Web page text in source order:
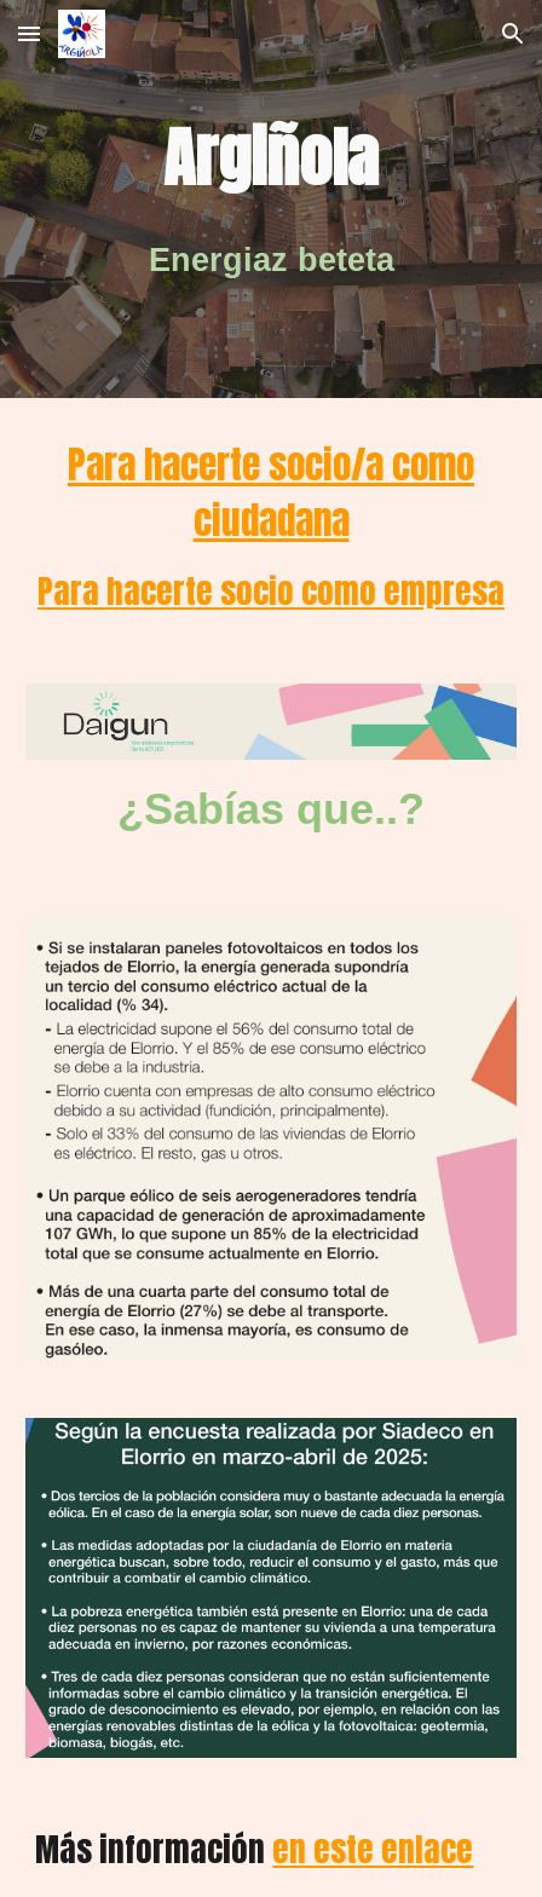
Skip to main content Skip to navigation
Argiñola
Energiaz beteta
Para hacerte socio/a como
ciudadana
Para hacerte socio como empresa
¿Sabías que..?
Más información en este enlace